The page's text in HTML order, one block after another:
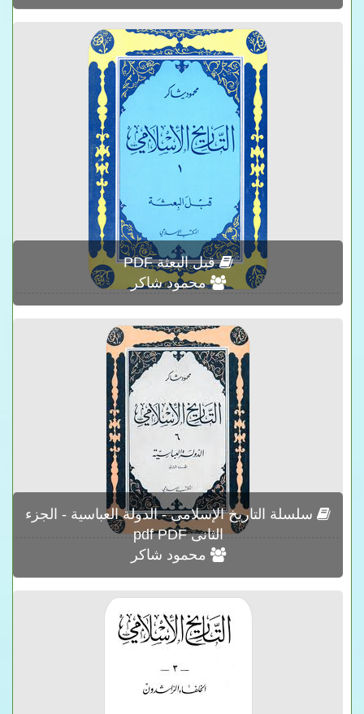
قبل البعثة PDF
محمود شاكر
سلسلة التاريخ الإسلامى - الدولة العباسية - الجزء
الثانى pdf PDF
محمود شاكر